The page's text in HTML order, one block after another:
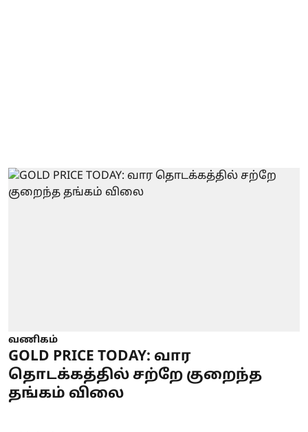
வணிகம்
GOLD PRICE TODAY: வார
தொடக்கத்தில் சற்றே குறைந்த
தங்கம் விலை